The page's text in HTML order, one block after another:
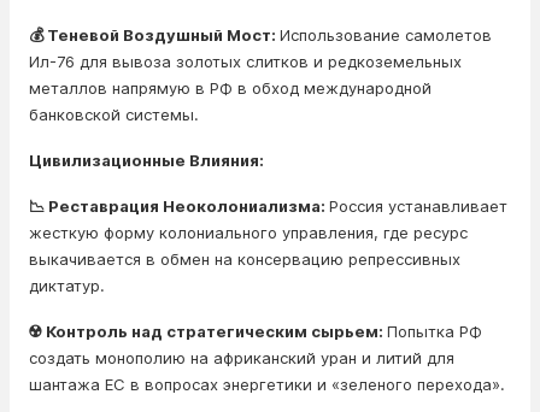
💰 Теневой Воздушный Мост: Использование самолетов
Ил-76 для вывоза золотых слитков и редкоземельных
металлов напрямую в РФ в обход международной
банковской системы.
Цивилизационные Влияния:
📉 Реставрация Неоколониализма: Россия устанавливает
жесткую форму колониального управления, где ресурс
выкачивается в обмен на консервацию репрессивных
диктатур.
☢️ Контроль над стратегическим сырьем: Попытка РФ
создать монополию на африканский уран и литий для
шантажа ЕС в вопросах энергетики и «зеленого перехода».